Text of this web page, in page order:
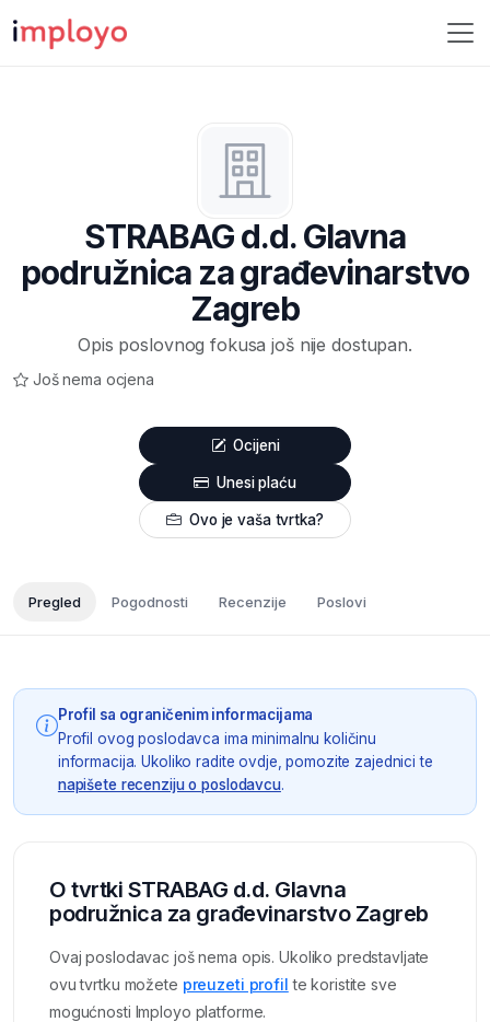
STRABAG d.d. Glavna
podružnica za građevinarstvo
Zagreb
Opis poslovnog fokusa još nije dostupan.
Još nema ocjena
Ocijeni
Unesi plaću
Ovo je vaša tvrtka?
Pregled Pogodnosti Recenzije Poslovi
Profil sa ograničenim informacijama
Profil ovog poslodavca ima minimalnu količinu
informacija. Ukoliko radite ovdje, pomozite zajednici te
napišete recenziju o poslodavcu.
O tvrtki STRABAG d.d. Glavna
podružnica za građevinarstvo Zagreb
Ovaj poslodavac još nema opis. Ukoliko predstavljate
ovu tvrtku možete preuzeti profil te koristite sve
mogućnosti Imployo platforme.